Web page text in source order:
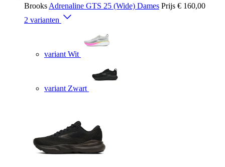
Brooks Adrenaline GTS 25 (Wide) Dames Prijs € 160,00
2 varianten
variant Wit
variant Zwart